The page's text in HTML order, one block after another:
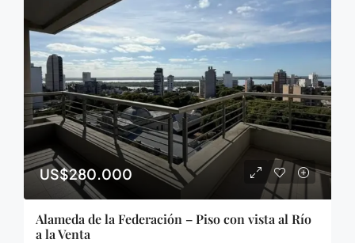
US$280.000
Alameda de la Federación – Piso con vista al Río
a la Venta